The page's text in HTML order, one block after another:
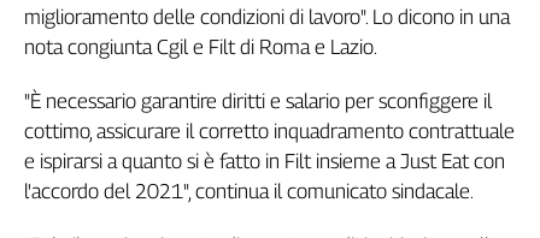
120
anni
Collettiva
Academy
Collettiva
miglioramento delle condizioni di lavoro". Lo dicono in una
nota congiunta Cgil e Filt di Roma e Lazio.
"È necessario garantire diritti e salario per sconfiggere il
cottimo, assicurare il corretto inquadramento contrattuale
e ispirarsi a quanto si è fatto in Filt insieme a Just Eat con
l'accordo del 2021", continua il comunicato sindacale.